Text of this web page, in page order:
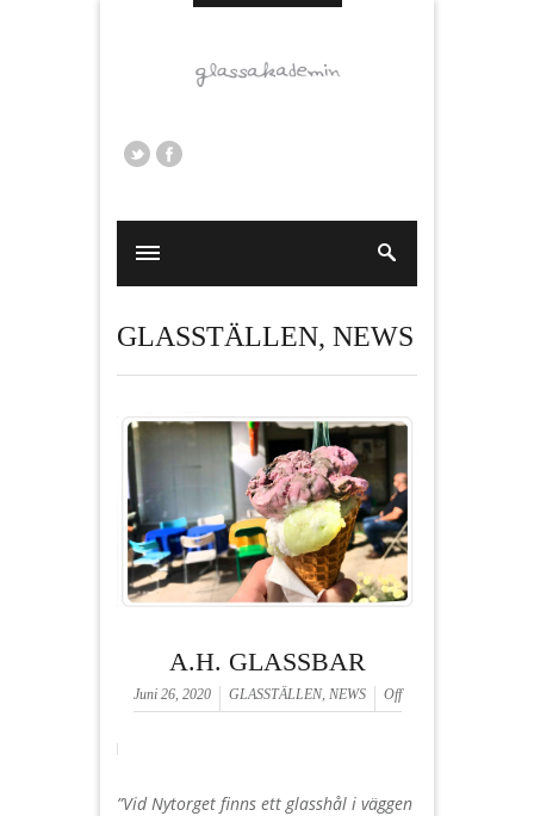
GLASSTÄLLEN, NEWS
A.H. GLASSBAR
Juni 26, 2020 GLASSTÄLLEN, NEWS Off
”Vid Nytorget finns ett glasshål i väggen